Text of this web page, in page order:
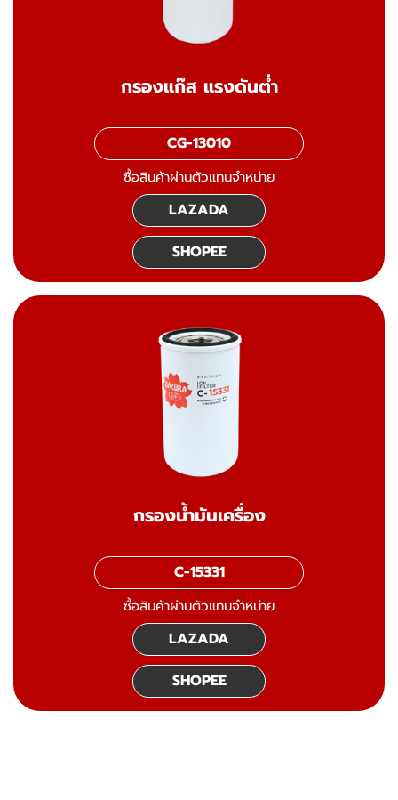
กรองแก๊ส แรงดันต่ำ
CG-13010
ซื้อสินค้าผ่านตัวแทนจำหน่าย
LAZADA
SHOPEE
กรองน้ำมันเครื่อง
C-15331
ซื้อสินค้าผ่านตัวแทนจำหน่าย
LAZADA
SHOPEE